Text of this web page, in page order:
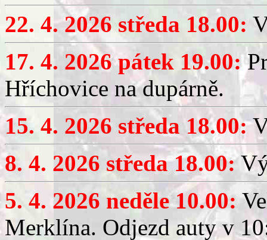
22. 4. 2026 středa 18.00:
17. 4. 2026 pátek 19.00:
Hříchovice na dupárně.
15. 4. 2026 středa 18.00:
8. 4. 2026 středa 18.00:
5. 4. 2026 neděle 10.00:
Merklína. Odjezd auty v